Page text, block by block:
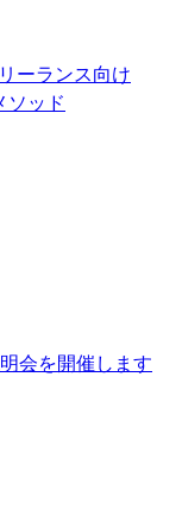
ーランス向け
ソッド
会を開催します